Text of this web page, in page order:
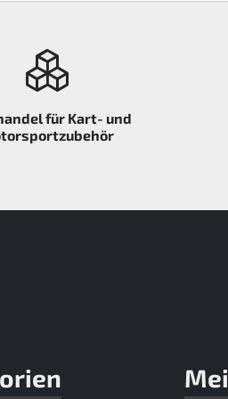
für Kart- und